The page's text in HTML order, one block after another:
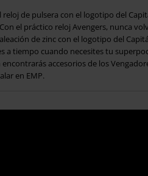
de pulsera con el logotipo del
el práctico reloj Avengers, nunca
de zinc con el logotipo del
a tiempo cuando necesites tu
accesorios de los
en EMP.